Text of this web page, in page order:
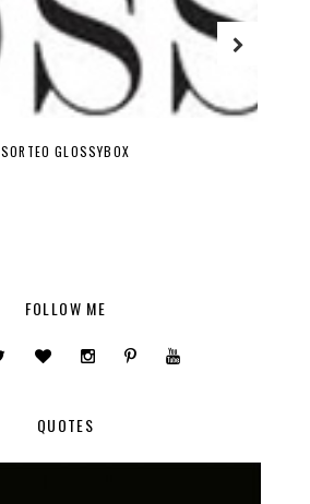
SORTEO GLOSSYBOX
FOLLOW ME
QUOTES